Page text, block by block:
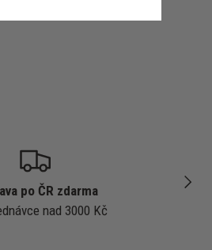
DALŠÍ
po ČR zdarma
nad 3000 Kč